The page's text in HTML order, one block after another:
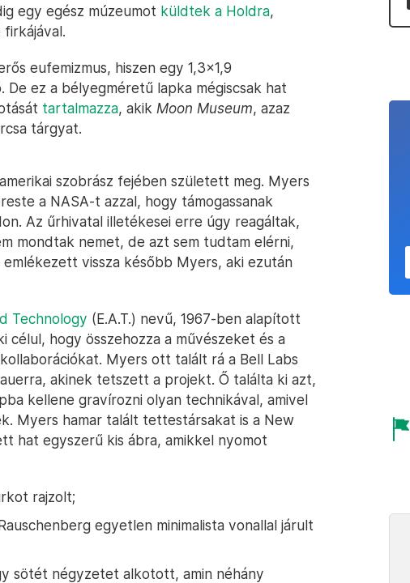
egy egész múzeumot küldtek a Holdra,
eufemizmus, hiszen egy 1,3×1,9
ez a bélyegméretű lapka mégiscsak hat
tartalmazza, akik Moon Museum, azaz
tárgyat.
szobrász fejében született meg. Myers
a NASA-t azzal, hogy támogassanak
Az űrhivatal illetékesei erre úgy reagáltak,
mondtak nemet, de azt sem tudtam elérni,
emlékezett vissza később Myers, aki ezután
Technology (E.A.T.) nevű, 1967-ben alapított
hogy összehozza a művészeket és a
Myers ott talált rá a Bell Labs
akinek tetszett a projekt. Ő találta ki azt,
kellene gravírozni olyan technikával, amivel
Myers hamar talált tettestársakat is a New
hat egyszerű kis ábra, amikkel nyomot
rajzolt;
egyetlen minimalista vonallal járult
sötét négyzetet alkotott, amin néhány